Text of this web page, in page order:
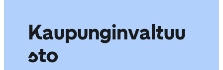
Kaupunginvaltuu
sto